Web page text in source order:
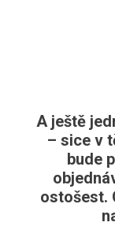
A ještě
– sice v
bude
ostošest.